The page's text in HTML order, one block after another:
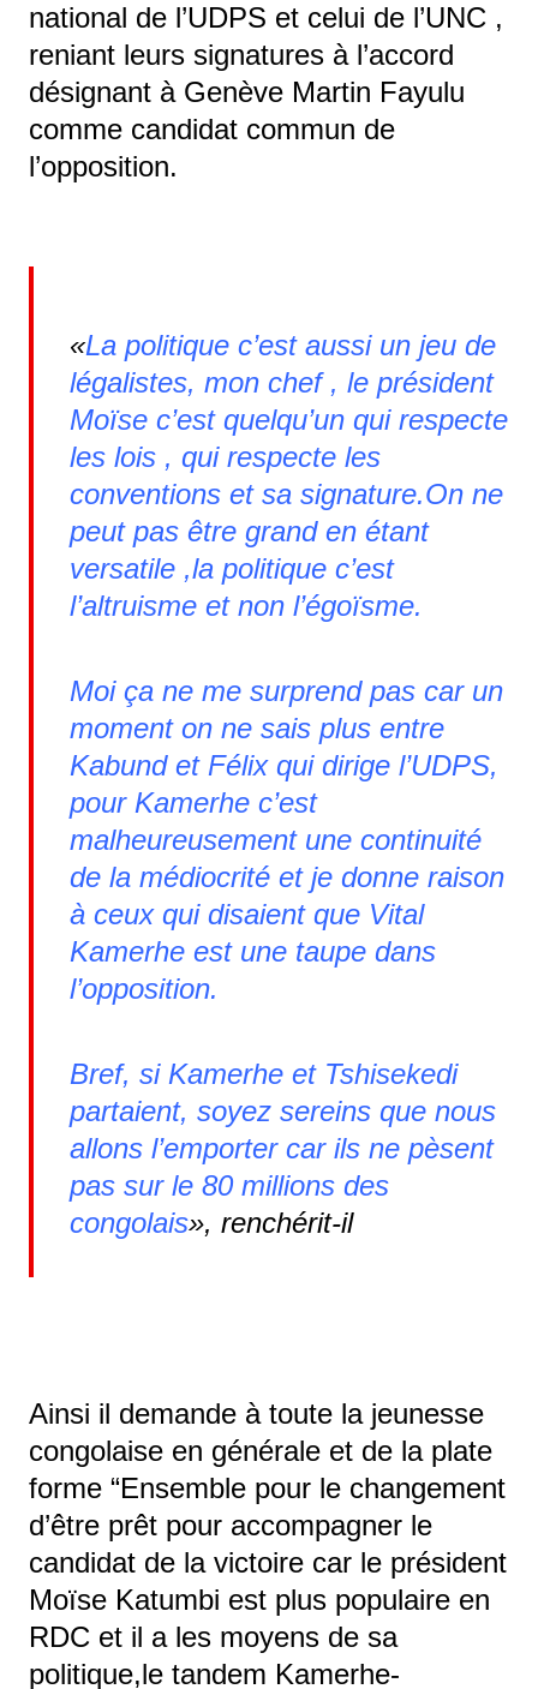
national de l’UDPS et celui de l’UNC ,
reniant leurs signatures à l’accord
désignant à Genève Martin Fayulu
comme candidat commun de
l’opposition.
«La politique c’est aussi un jeu de
légalistes, mon chef , le président
Moïse c’est quelqu’un qui respecte
les lois , qui respecte les
conventions et sa signature.On ne
peut pas être grand en étant
versatile ,la politique c’est
l’altruisme et non l’égoïsme.
Moi ça ne me surprend pas car un
moment on ne sais plus entre
Kabund et Félix qui dirige l’UDPS,
pour Kamerhe c’est
malheureusement une continuité
de la médiocrité et je donne raison
à ceux qui disaient que Vital
Kamerhe est une taupe dans
l’opposition.
Bref, si Kamerhe et Tshisekedi
partaient, soyez sereins que nous
allons l’emporter car ils ne pèsent
pas sur le 80 millions des
congolais», renchérit-il
Ainsi il demande à toute la jeunesse
congolaise en générale et de la plate
forme “Ensemble pour le changement
d’être prêt pour accompagner le
candidat de la victoire car le président
Moïse Katumbi est plus populaire en
RDC et il a les moyens de sa
politique,le tandem Kamerhe-